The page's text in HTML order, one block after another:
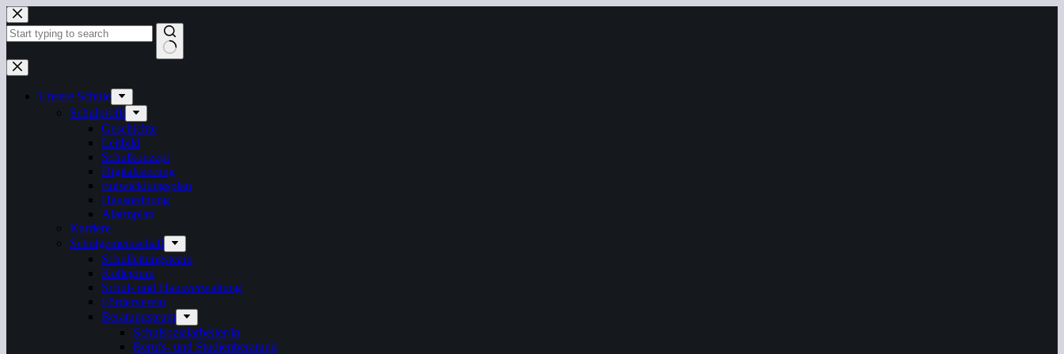
Zum
Inhalt
springen
Keine
Ergebnisse
Unsere Schule
Schulprofil
Geschichte
Leitbild
Schulkonzept
Digitalisierung
Entwicklungsplan
Hausordnung
Alarmplan
Karriere
Schulgemeinschaft
Schulleitungsteam
Kollegium
Schul- und Hausverwaltung
Förderverein
Beratungsteam
Schulsozialarbeiter/in
Berufs- und Studienberatung